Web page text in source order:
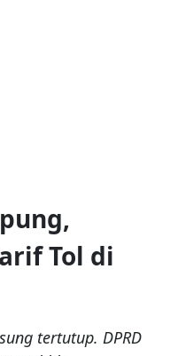
Tol di
tertutup. DPRD